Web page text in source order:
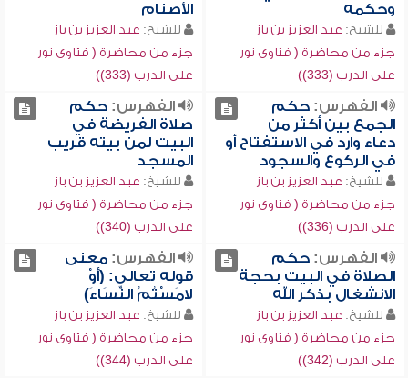
وحكمه
للشيخ: عبد العزيز بن باز
جزء من محاضرة ( فتاوى نور
على الدرب (333))
الأصنام
للشيخ: عبد العزيز بن باز
جزء من محاضرة ( فتاوى نور
على الدرب (333))
الفهرس:حكم
الجمع بين أكثر من
دعاء وارد في الاستفتاح أو
في الركوع والسجود
للشيخ: عبد العزيز بن باز
جزء من محاضرة ( فتاوى نور
على الدرب (336))
الفهرس:حكم
صلاة الفريضة في
البيت لمن بيته قريب
المسجد
للشيخ: عبد العزيز بن باز
جزء من محاضرة ( فتاوى نور
على الدرب (340))
الفهرس:حكم
الصلاة في البيت بحجة
الانشغال بذكر الله
للشيخ: عبد العزيز بن باز
جزء من محاضرة ( فتاوى نور
على الدرب (342))
الفهرس:معنى
قوله تعالى: (أَوْ
لامَسْتُمُ النِّسَاءَ)
للشيخ: عبد العزيز بن باز
جزء من محاضرة ( فتاوى نور
على الدرب (344))